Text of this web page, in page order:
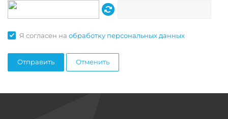
Я согласен на обработку персональных данных
Отменить